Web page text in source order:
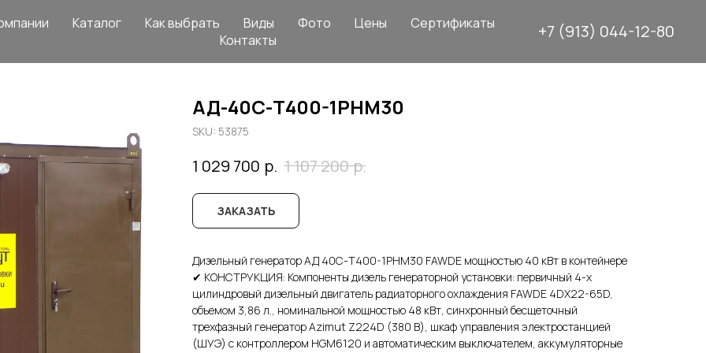
Каталог Как выбрать Виды Фото Цены
Сертификаты
Контакты
+7 (913) 044-12-80
АД-40С-Т400-1РНМ30
SKU: 53875
1 029 700 р. 1 107 200 р.
ЗАКАЗАТЬ
Дизельный генератор АД 40С-Т400-1РНМ30 FAWDE мощностью 40 кВт в контейнере
✔ КОНСТРУКЦИЯ: Компоненты дизель генераторной установки: первичный 4-х
цилиндровый дизельный двигатель радиаторного охлаждения FAWDE 4DX22-65D,
объемом 3,86 л., номинальной мощностью 48 кВт, синхронный бесщеточный
трехфазный генератор Azimut Z224D (380 В), шкаф управления электростанцией
(ШУЭ) с контроллером HGM6120 и автоматическим выключателем, аккумуляторные